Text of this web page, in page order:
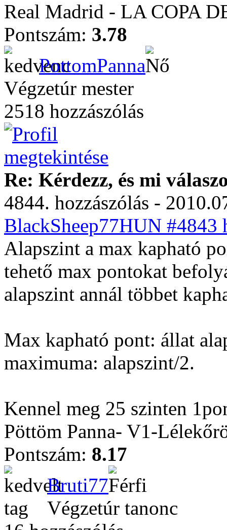
Real Madrid - LA COPA
Pontszám: 3.78
PottomPanna
Végzetúr mester
2518 hozzászólás
Re: Kérdezz, és mi
4844. hozzászólás -
BlackSheep77HUN #4843
Alapszint a max kapható
tehető max pontokat
alapszint annál többet
Max kapható pont: állat
maximuma: alapszint/2.
Kennel meg 25 szinten
Pöttöm Panna- V1-
Pontszám: 8.17
Bruti77
Végzetúr tanonc